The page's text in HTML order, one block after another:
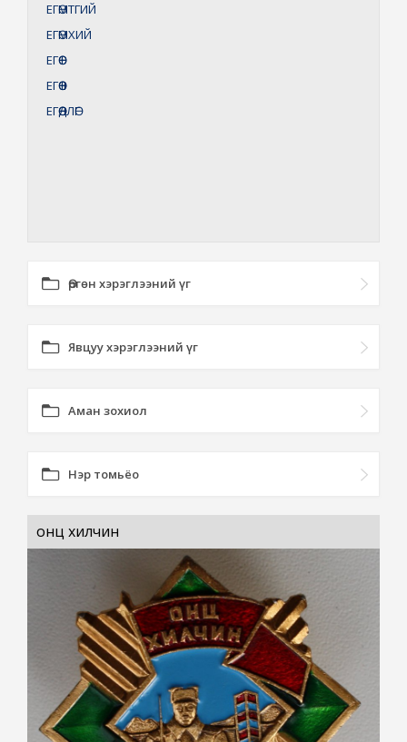
ЕГӨМТГИЙ
ЕГӨМХИЙ
ЕГӨӨI
ЕГӨӨII
ЕГӨӨДЛӨГ
Өргөн хэрэглээний үг
Явцуу хэрэглээний үг
Аман зохиол
Нэр томьёо
онц хилчин